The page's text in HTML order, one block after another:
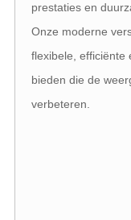
prestaties en
Onze moderne
flexibele, efficiënte
bieden die de
verbeteren.